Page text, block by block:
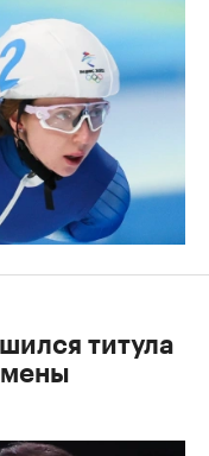
титула